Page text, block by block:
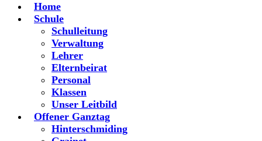
Home
Schule
Schulleitung
Verwaltung
Lehrer
Elternbeirat
Personal
Klassen
Unser Leitbild
Offener Ganztag
Hinterschmiding